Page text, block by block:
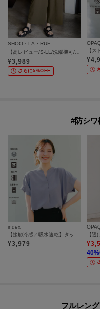
SHOO・LA・RUE
¥3,989
さらに5%OFF
¥
#防シワ
index
【接触冷感／吸水速乾】タックスキッパーブラウス《防シワ／イージーアイロン／洗濯機OK／9col》
¥3,979 ¥
40
フルレン